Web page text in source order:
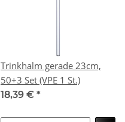
Trinkhalm gerade 23cm,
50+3 Set (VPE 1 St.)
18,39 € *